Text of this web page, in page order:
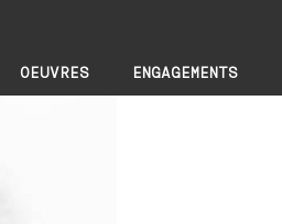
OEUVRES ENGAGEMENTS